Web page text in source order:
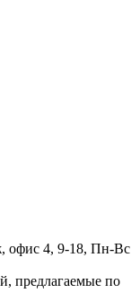
офис 4, 9-18, Пн-Вс
предлагаемые по